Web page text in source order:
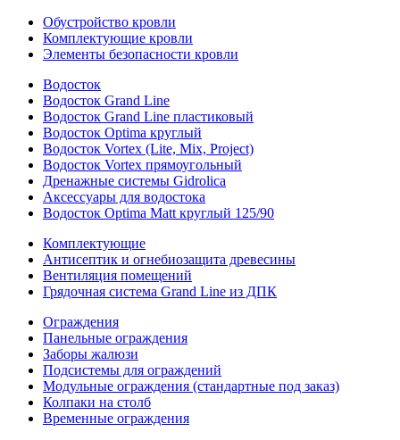
Обустройство кровли
Комплектующие кровли
Элементы безопасности кровли
Водосток
Водосток Grand Line
Водосток Grand Line пластиковый
Водосток Optima круглый
Водосток Vortex (Lite, Mix, Project)
Водосток Vortex прямоугольный
Дренажные системы Gidrolica
Аксессуары для водостока
Водосток Optima Matt круглый 125/90
Комплектующие
Антисептик и огнебиозащита древесины
Вентиляция помещений
Грядочная система Grand Line из ДПК
Ограждения
Панельные ограждения
Заборы жалюзи
Подсистемы для ограждений
Модульные ограждения (стандартные под заказ)
Колпаки на столб
Временные ограждения